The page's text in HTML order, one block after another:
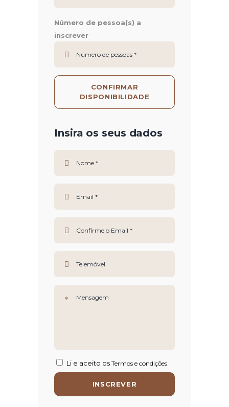
Número de pessoa(s) a
inscrever
CONFIRMAR
DISPONIBILIDADE
Insira os seus dados
Li e aceito os Termos e condições